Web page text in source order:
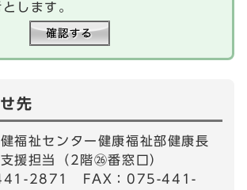
します。
先
健福祉センター健康福祉部健康長
援担当（2階㉖番窓口）
2871 FAX：075-441-